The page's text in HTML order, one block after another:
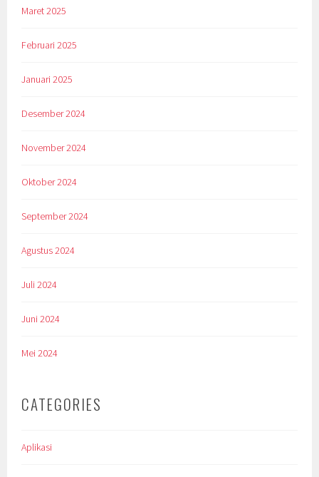
Maret 2025
Februari 2025
Januari 2025
Desember 2024
November 2024
Oktober 2024
September 2024
Agustus 2024
Juli 2024
Juni 2024
Mei 2024
CATEGORIES
Aplikasi